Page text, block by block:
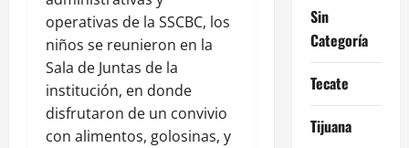
operativas de la SSCBC, los
niños se reunieron en la
Sala de Juntas de la
institución, en donde
disfrutaron de un convivio
con alimentos, golosinas, y
Sin
Categoría
Tecate
Tijuana